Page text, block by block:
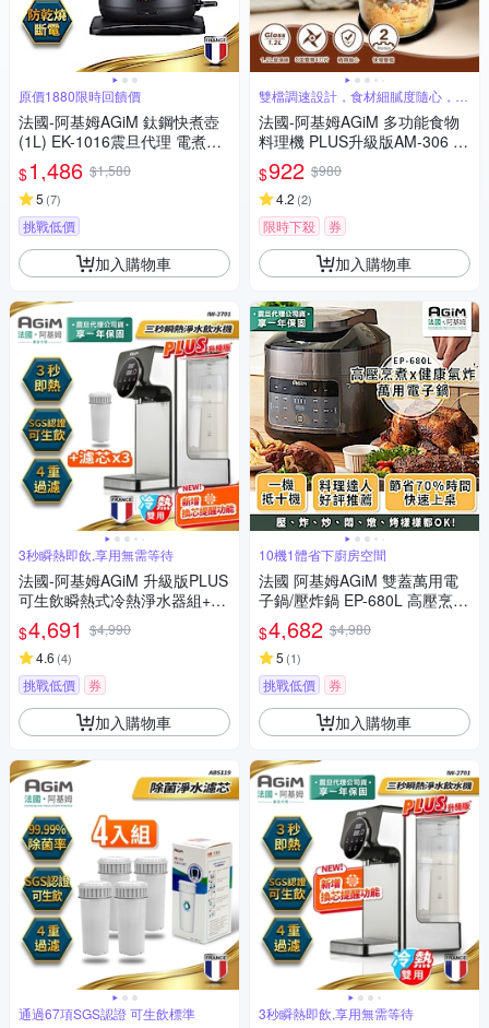
原價1880限時回饋價
法國-阿基姆AGiM 鈦鋼快煮壺
(1L) EK-1016震旦代理 電煮壺
電水壺
$1,486 $1,580
5 (7)
挑戰低價
加入購物車
3秒瞬熱即飲,享用無需等待
法國-阿基姆AGiM 升級版PLUS
可生飲瞬熱式冷熱淨水器組+3
入濾芯/3秒瞬熱淨水飲水機/開
飲機 IW-2701
$4,691 $4,990
4.6 (4)
挑戰低價 券
加入購物車
通過67項SGS認證 可生飲標準
雙檔調速設計，食材細膩度隨心，料
理更精準
法國-阿基姆AGiM 多功能食物
料理機 PLUS升級版AM-306 震
旦代理 絞肉器 絞肉機
$922 $980
4.2 (2)
限時下殺 券
加入購物車
10機1體省下廚房空間
法國 阿基姆AGiM 雙蓋萬用電
子鍋/壓炸鍋 EP-680L 高壓烹煮
x健康氣炸 震旦代理
$4,682 $4,980
5 (1)
挑戰低價 券
加入購物車
3秒瞬熱即飲,享用無需等待